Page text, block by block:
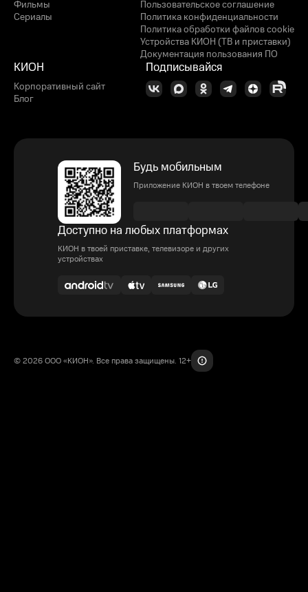
Фильмы
Сериалы
Пользовательское соглашение
Политика конфиденциальности
Политика обработки файлов cookie
Устройства КИОН (ТВ и приставки)
Документация пользования ПО
КИОН
Корпоративный сайт
Блог
Подписывайся
Будь мобильным
Приложение КИОН в твоем телефоне
Доступно на любых платформах
КИОН в твоей приставке, телевизоре и других
устройствах
© 2026 ООО «КИОН». Все права защищены. 12+